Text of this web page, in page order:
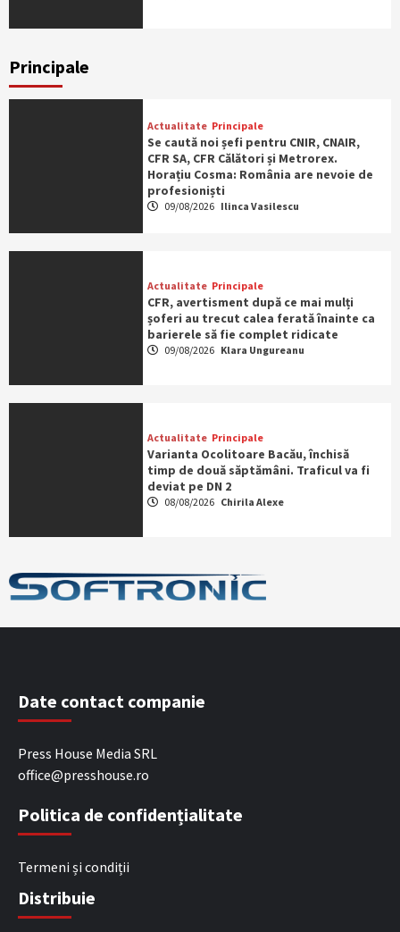
Principale
Actualitate Principale
Se caută noi șefi pentru CNIR, CNAIR,
CFR SA, CFR Călători și Metrorex.
Horațiu Cosma: România are nevoie de
profesioniști
09/08/2026 Ilinca Vasilescu
Actualitate Principale
CFR, avertisment după ce mai mulți
șoferi au trecut calea ferată înainte ca
barierele să fie complet ridicate
09/08/2026 Klara Ungureanu
Actualitate Principale
Varianta Ocolitoare Bacău, închisă
timp de două săptămâni. Traficul va fi
deviat pe DN 2
08/08/2026 Chirila Alexe
Date contact companie
Press House Media SRL
office@presshouse.ro
Politica de confidențialitate
Termeni și condiții
Distribuie